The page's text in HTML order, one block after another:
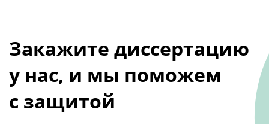
Закажите диссертацию
у нас, и мы поможем
с защитой